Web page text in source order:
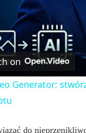
on
Generator:
do